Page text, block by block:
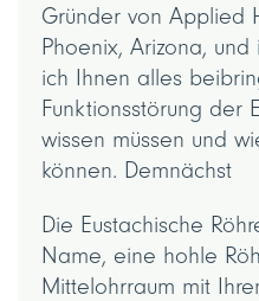
Gründer von Applied
Phoenix, Arizona,
ich Ihnen alles
Funktionsstörung der
wissen müssen und
können. Demnächst
Die Eustachische
Name, eine hohle
Mittelohrraum mit